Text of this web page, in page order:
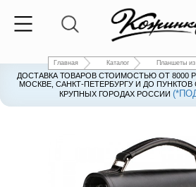
Главная Каталог Планшеты
ДОСТАВКА ТОВАРОВ СТОИМОСТЬЮ ОТ 8000
МОСКВЕ, САНКТ-ПЕТЕРБУРГУ И ДО
КРУПНЫХ ГОРОДАХ РОССИИ
ДОСТАВКА ТОВАРОВ СТОИМОСТЬЮ ОТ 8000
МОСКВЕ, САНКТ-ПЕТЕРБУРГУ И ДО
КРУПНЫХ ГОРОДАХ РОССИИ